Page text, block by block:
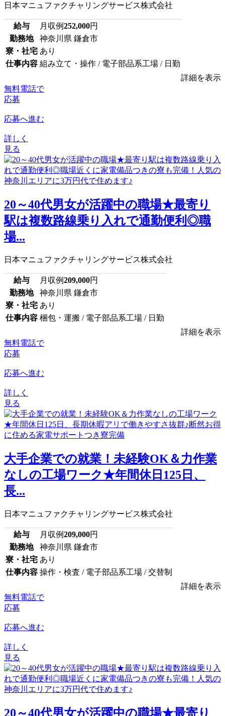
日本マニュファクチャリングサービス株式会社
給与 月収例252,000円
勤務地
神奈川県 鎌倉市
寮・社宅 あり
仕事内容 組み立て・操作 / 電子部品系工場 / 日勤
詳細を表示
無料電話で
応募
応募へ進む
詳しく
見る
20～40代男女が活躍中の職場★最寄り
駅は複数路線乗り入れで通勤便利◎職
場...
日本マニュファクチャリングサービス株式会社
給与 月収例209,000円
勤務地
神奈川県 鎌倉市
寮・社宅 あり
仕事内容 梱包・運搬 / 電子部品系工場 / 日勤
詳細を表示
無料電話で
応募
応募へ進む
詳しく
見る
大手企業での就業！未経験OK＆力作業
なしの工場ワーク★年間休日125日、
長...
日本マニュファクチャリングサービス株式会社
給与 月収例209,000円
勤務地
神奈川県 鎌倉市
寮・社宅 あり
仕事内容 操作・検査 / 電子部品系工場 / 交替制
詳細を表示
無料電話で
応募
応募へ進む
詳しく
見る
20～40代男女が活躍中の職場★最寄り